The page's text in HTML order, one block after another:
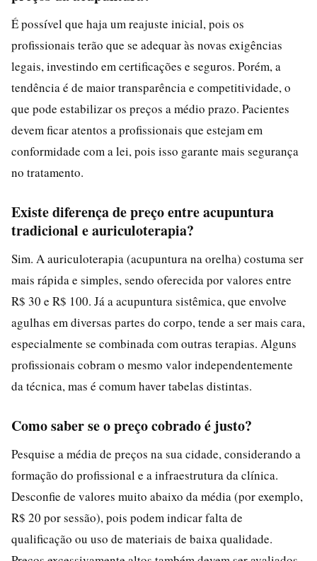
É possível que haja um reajuste inicial, pois os
profissionais terão que se adequar às novas exigências
legais, investindo em certificações e seguros. Porém, a
tendência é de maior transparência e competitividade, o
que pode estabilizar os preços a médio prazo. Pacientes
devem ficar atentos a profissionais que estejam em
conformidade com a lei, pois isso garante mais segurança
no tratamento.
Existe diferença de preço entre acupuntura
tradicional e auriculoterapia?
Sim. A auriculoterapia (acupuntura na orelha) costuma ser
mais rápida e simples, sendo oferecida por valores entre
R$ 30 e R$ 100. Já a acupuntura sistêmica, que envolve
agulhas em diversas partes do corpo, tende a ser mais cara,
especialmente se combinada com outras terapias. Alguns
profissionais cobram o mesmo valor independentemente
da técnica, mas é comum haver tabelas distintas.
Como saber se o preço cobrado é justo?
Pesquise a média de preços na sua cidade, considerando a
formação do profissional e a infraestrutura da clínica.
Desconfie de valores muito abaixo da média (por exemplo,
R$ 20 por sessão), pois podem indicar falta de
qualificação ou uso de materiais de baixa qualidade.